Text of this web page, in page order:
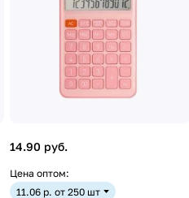
14.90 руб.
Цена оптом:
11.06 р. от 250 шт